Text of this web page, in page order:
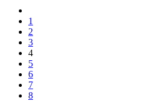
1
2
3
4
5
6
7
8